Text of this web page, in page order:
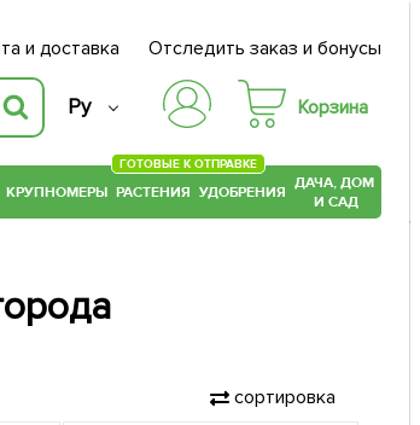
и доставка Отследить заказ и бонусы
Ру Корзина
КРУПНОМЕРЫ РАСТЕНИЯ
ГОТОВЫЕ К ОТПРАВКЕ
УДОБРЕНИЯ ДАЧА, ДОМ
И САД
сортировка